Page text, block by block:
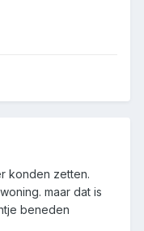
konden zetten.
maar dat is
beneden